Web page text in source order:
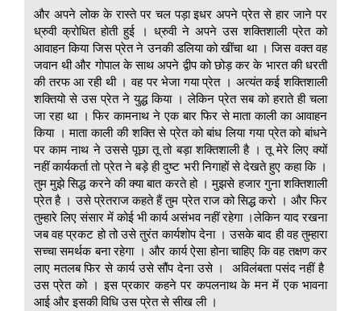
और अपने लोक के रास्ते पर चल पड़ा इधर अपने प्रेत से हार जाने पर
ध्रुवी क्रोधित होती हुई । ध्रुवी ने अपने उस शक्तिशाली प्रेत को
आवाहन किया जिस प्रेत ने उनकी डलिया को खींचा था । जिस वक्त वह
जवान थी और गोपाल के साथ अपने द्वीप को छोड़ कर के भारत की धरती
की तरफ आ रही थी । वह पर भेजा गया प्रेत । अत्यंत कई शक्तिशाली
शक्तियो से उस प्रेत ने युद्ध किया । लेकिन प्रेत सब को हराते ही चला
जा रहा था । फिर कामनाथ ने एक बार फिर से माता काली का आवाहन
किया । माता काली की शक्ति से प्रेत को बांध लिया गया प्रेत को बांधने
पर काम नाथ ने उससे पूछा तू तो बड़ा शक्तिशाली है । तू मेरे लिए क्यों
नहीं कार्यकर्ता तो प्रेत ने बड़े ही दुष्ट भरी निगाहों से देखते हुए कहा कि ।
तुम मुझे सिद्ध करने की क्या बात करते हो । मुझसे हजार गुना शक्तिशाली
प्रेत है । उसे प्रेतराज कहते हैं तुम प्रेत राज को सिद्ध करो । और फिर
तुम्हारे लिए संसार में कोई भी कार्य असंभव नहीं रहेगा ।लेकिन याद रखना
जब वह प्रकट हो तो उसे तुरंत कार्यशोप देना । उसके बाद ही वह तुम्हारा
सच्चा समर्थक बना रहेगा । और कार्य ऐसा होना चाहिए कि वह तक्षण कर
लाए मतलब फिर से कार्य उसे सौंप देना उसे । अविलंबता पसंद नहीं है
उस प्रेत को । इस प्रकार कहने पर कपलनाथ के मन में एक भावना
आई और इसकी विधि उस प्रेत से सीख ली ।